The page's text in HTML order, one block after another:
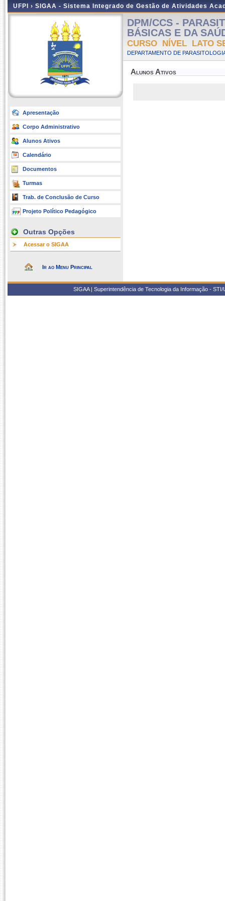
UFPI › SIGAA - Sistema Integrado de Gestão de Atividades
Apresentação
Corpo Administrativo
Alunos Ativos
Calendário
Documentos
Turmas
Trab. de Conclusão de Curso
Projeto Político Pedagógico
Outras Opções
Acessar o SIGAA
Ir ao Menu Principal
DPM/CCS -
BÁSICAS E DA
CURSO NÍVEL LATO
DEPARTAMENTO DE
Alunos Ativos
SIGAA | Superintendência de Tecnologia da Informação -